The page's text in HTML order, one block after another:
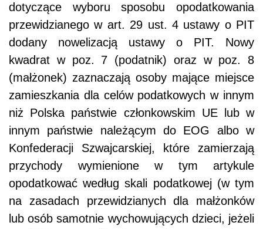
dotyczące wyboru sposobu opodatkowania
przewidzianego w art. 29 ust. 4 ustawy o PIT
dodany nowelizacją ustawy o PIT. Nowy
kwadrat w poz. 7 (podatnik) oraz w poz. 8
(małżonek) zaznaczają osoby mające miejsce
zamieszkania dla celów podatkowych w innym
niż Polska państwie członkowskim UE lub w
innym państwie należącym do EOG albo w
Konfederacji Szwajcarskiej, które zamierzają
przychody wymienione w tym artykule
opodatkować według skali podatkowej (w tym
na zasadach przewidzianych dla małżonków
lub osób samotnie wychowujących dzieci, jeżeli